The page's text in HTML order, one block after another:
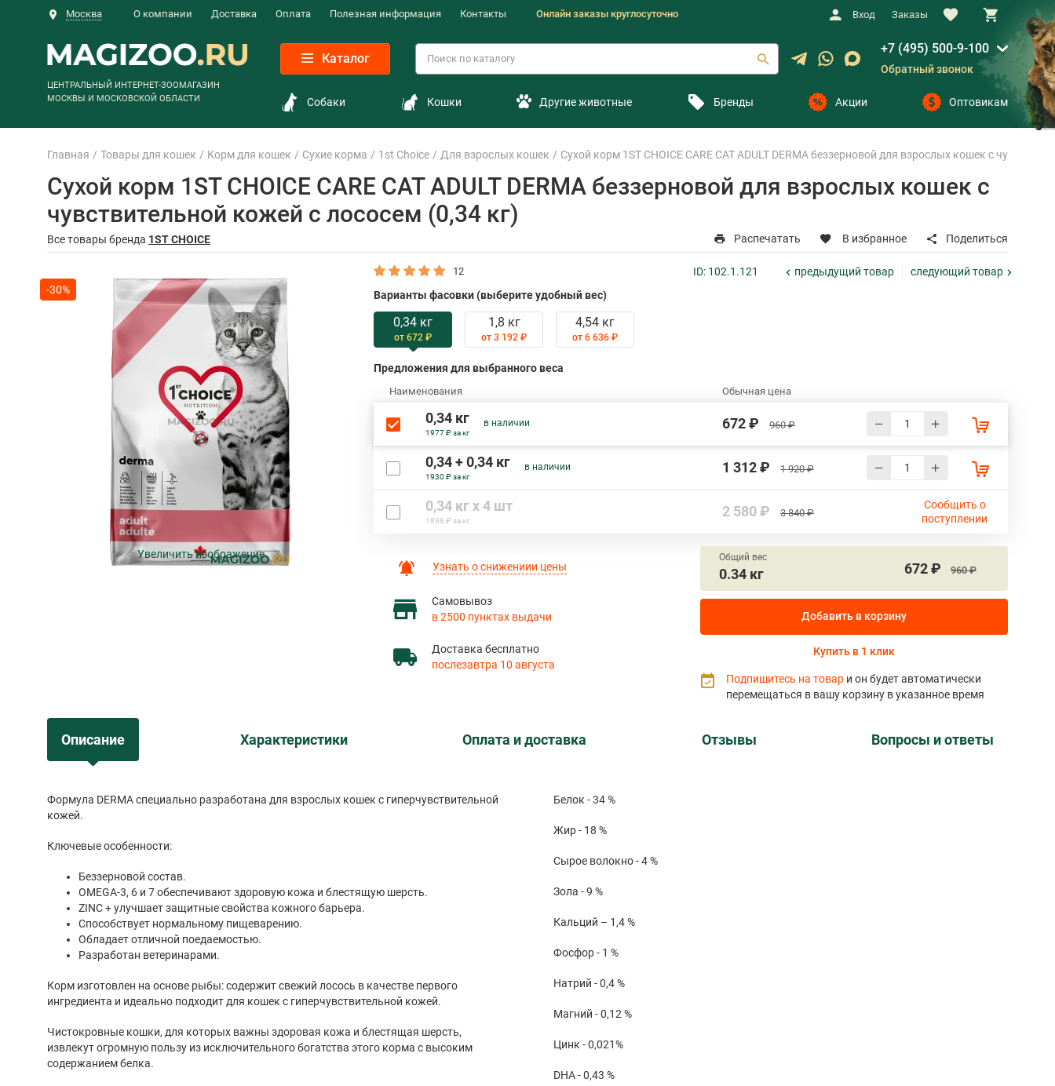
Москва О компании Доставка Оплата Полезная информация Контакты Онлайн заказы круглосуточно Вход Заказы
ЦЕНТРАЛЬНЫЙ ИНТЕРНЕТ-ЗООМАГАЗИН
МОСКВЫ И МОСКОВСКОЙ ОБЛАСТИ
Каталог
+7 (495) 500-9-100
Обратный звонок
Собаки Кошки Другие животные Бренды Акции Оптовикам
Главная Товары для кошек Корм для кошек Сухие корма 1st Choice Для взрослых кошек Сухой корм 1ST CHOICE CARE CAT ADULT DERMA беззерновой для взрослых кошек с
Сухой корм 1ST CHOICE CARE CAT ADULT DERMA беззерновой для взрослых кошек с
чувствительной кожей с лососем (0,34 кг)
Все товары бренда 1ST CHOICE Распечатать В избранное Поделиться
-30%
Увеличить изображение
12 ID: 102.1.121 предыдущий товар следующий товар
Варианты фасовки (выберите удобный вес)
0,34 кг
от 672 ₽
1,8 кг
от 3 192 ₽
4,54 кг
от 6 636 ₽
Предложения для выбранного веса
Наименования Обычная цена
0,34 кг
1977 ₽ за кг
в наличии 672 ₽ 960 ₽
0,34 + 0,34 кг
1930 ₽ за кг
в наличии 1 312 ₽ 1 920 ₽
0,34 кг х 4 шт
1898 ₽ за кг
2 580 ₽ 3 840 ₽
Сообщить о
поступлении
Узнать о снижениии цены
Самовывоз
в 2500 пунктах выдачи
Доставка бесплатно
послезавтра 10 августа
Общий вес
0.34 кг 672 ₽ 960 ₽
Добавить в корзину
Купить в 1 клик
Подпишитесь на товар и он будет автоматически
перемещаться в вашу корзину в указанное время
Описание Характеристики Оплата и доставка Отзывы Вопросы и ответы
Формула DERMA специально разработана для взрослых кошек с гиперчувствительной
кожей.
Ключевые особенности:
Беззерновой состав.
OMEGA-3, 6 и 7 обеспечивают здоровую кожа и блестящую шерсть.
ZINC + улучшает защитные свойства кожного барьера.
Способствует нормальному пищеварению.
Обладает отличной поедаемостью.
Разработан ветеринарами.
Корм изготовлен на основе рыбы: содержит свежий лосось в качестве первого
ингредиента и идеально подходит для кошек с гиперчувствительной кожей.
Чистокровные кошки, для которых важны здоровая кожа и блестящая шерсть,
извлекут огромную пользу из исключительного богатства этого корма с высоким
содержанием белка.
Белок - 34 %
Жир - 18 %
Сырое волокно - 4 %
Зола - 9 %
Кальций – 1,4 %
Фосфор - 1 %
Натрий - 0,4 %
Магний - 0,12 %
Цинк - 0,021%
DHA - 0,43 %